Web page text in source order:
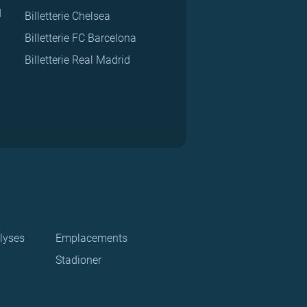
Billetterie Chelsea
Billetterie FC Barcelona
Billetterie Real Madrid
Emplacements
Stadioner